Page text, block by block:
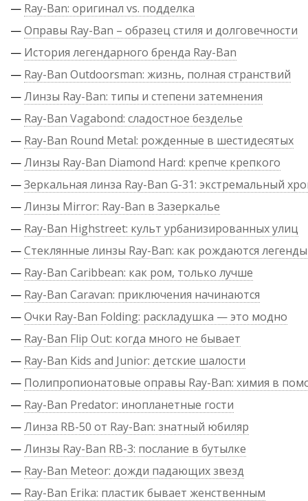
— Ray-Ban: оригинал vs. подделка
—Оправы Ray-Ban – образец стиля и долговечности
— История легендарного бренда Ray-Ban
— Ray-Ban Outdoorsman: жизнь, полная странствий
—Линзы Ray-Ban: типы и степени затемнения
— Ray-Ban Vagabond: сладостное безделье
— Ray-Ban Round Metal: рожденные в шестидесятых
—Линзы Ray-Ban Diamond Hard: крепче крепкого
—Зеркальная линза Ray-Ban G-31: экстремальный
—Линзы Mirror: Ray-Ban в Зазеркалье
— Ray-Ban Highstreet: культ урбанизированных улиц
—Стеклянные линзы Ray-Ban: как рождаются легенды
— Ray-Ban Caribbean: как ром, только лучше
— Ray-Ban Caravan: приключения начинаются
—Очки Ray-Ban Folding: раскладушка — это модно
— Ray-Ban Flip Out: когда много не бывает
— Ray-Ban Kids and Junior: детские шалости
— Полипропионатовые оправы Ray-Ban: химия в
— Ray-Ban Predator: инопланетные гости
—Линза RB-50 от Ray-Ban: знатный юбиляр
—Линзы Ray-Ban RB-3: послание в бутылке
— Ray-Ban Meteor: дожди падающих звезд
— Ray-Ban Erika: пластик бывает женственным